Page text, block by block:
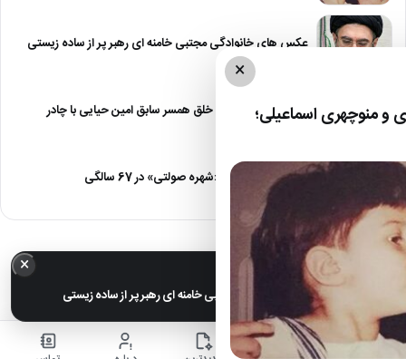
عکس های خانوادگی مجتبی خامنه ای رهبر پر از ساده زیستی
عکس| نیلوفر خوش خلق همسر سابق امین حیایی با چادر
عکس| تغییر چهره «شهره صولتی» در 67 سالگی
×
منوچهری اسماعیلی؛
× خبر مهم
عکس های خانوادگی مجتبی خامنه ای رهبر پر از ساده زیستی